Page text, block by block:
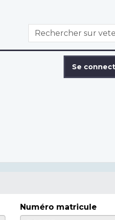
WxT
Search
Rechercher
Se
Numéro matricule